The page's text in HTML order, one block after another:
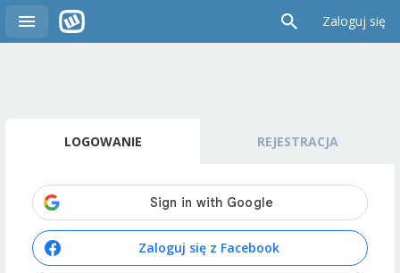
Zaloguj się
LOGOWANIE REJESTRACJA
Zaloguj się z Facebook